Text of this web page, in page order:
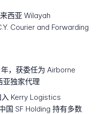
西亚 Wilayah
Courier and Forwarding
年，获委任为 Airborne
亚独家代理
Kerry Logistics
国 SF Holding 持有多数